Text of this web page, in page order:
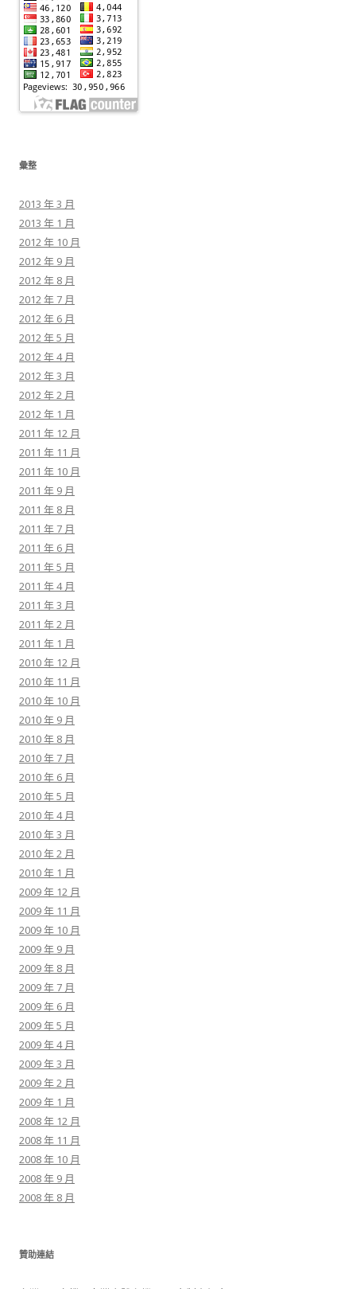
彙整
2013 年 3 月
2013 年 1 月
2012 年 10 月
2012 年 9 月
2012 年 8 月
2012 年 7 月
2012 年 6 月
2012 年 5 月
2012 年 4 月
2012 年 3 月
2012 年 2 月
2012 年 1 月
2011 年 12 月
2011 年 11 月
2011 年 10 月
2011 年 9 月
2011 年 8 月
2011 年 7 月
2011 年 6 月
2011 年 5 月
2011 年 4 月
2011 年 3 月
2011 年 2 月
2011 年 1 月
2010 年 12 月
2010 年 11 月
2010 年 10 月
2010 年 9 月
2010 年 8 月
2010 年 7 月
2010 年 6 月
2010 年 5 月
2010 年 4 月
2010 年 3 月
2010 年 2 月
2010 年 1 月
2009 年 12 月
2009 年 11 月
2009 年 10 月
2009 年 9 月
2009 年 8 月
2009 年 7 月
2009 年 6 月
2009 年 5 月
2009 年 4 月
2009 年 3 月
2009 年 2 月
2009 年 1 月
2008 年 12 月
2008 年 11 月
2008 年 10 月
2008 年 9 月
2008 年 8 月
贊助連結